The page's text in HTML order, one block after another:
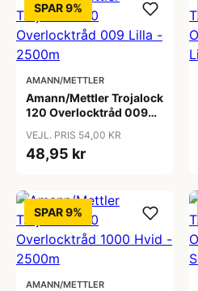
SPAR 9%
AMANN/METTLER
Amann/Mettler Trojalock
120 Overlocktråd 009
VEJL. PRIS 54,00 KR
48,95 kr
SPAR 9%
AMANN/METTLER